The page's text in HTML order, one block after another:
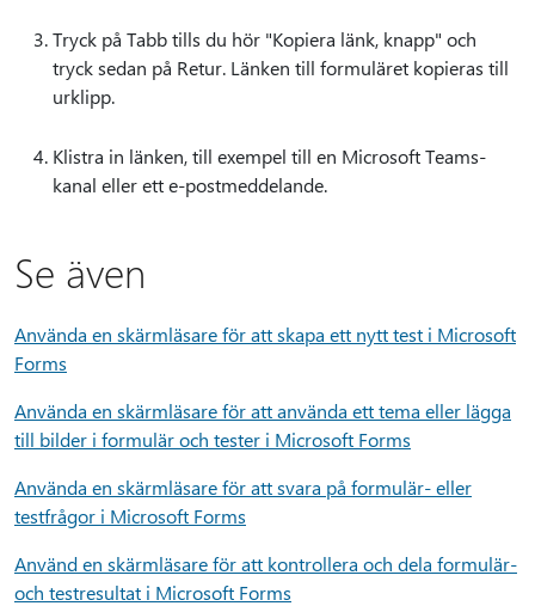
Tryck på Tabb tills du hör "Kopiera länk, knapp" och
tryck sedan på Retur. Länken till formuläret kopieras till
urklipp.
Klistra in länken, till exempel till en Microsoft Teams-
kanal eller ett e-postmeddelande.
Se även
Använda en skärmläsare för att skapa ett nytt test i Microsoft
Forms
Använda en skärmläsare för att använda ett tema eller lägga
till bilder i formulär och tester i Microsoft Forms
Använda en skärmläsare för att svara på formulär- eller
testfrågor i Microsoft Forms
Använd en skärmläsare för att kontrollera och dela formulär-
och testresultat i Microsoft Forms